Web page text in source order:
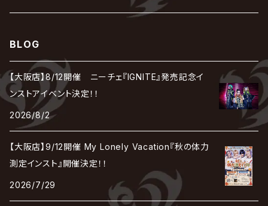
有村竜太朗
ΛrlequiΩ / アルルカン
河村隆一
JAKIGAN MEISTER
Chanty
Janne Da Arc
sugar
SLAPSLY / CHIYU
DARRELL
DIR EN GREY
DEXCORE
TAKE NO BREAK
DEZERT
deadman
DEVILOOF
TЯicKY
薔薇の宮殿
BAROQUE
hide with Spread Beaver / hide
HIDE-ZOU
ビバラッシュ
Frantic EMIRY
Blu-BiLLioN
BULL FIELD
The Benjamin
ペンタゴン
MUSCLE ATTACK
マツタケワークス
摩天楼オペラ
THE MADNA
MAMA.
まみれた / MAMIRETA
MIRAGE
最上川司
LAB.THE BASEMENT / ラボ ザ ベヰスメント
RAN / 蘭
LIBRAVEL / リブラヴェル
LIPHLICH
Lill
LUNA SEA
the Raid.
REIGN
RAZOR
LSN / The LEGENDARY SIX NINE
Royz
Rorschach.inc
ロマン急行
BLOG
【大阪店】8/12開催 ニーチェ『IGNITE』発売記念イ
ンストアイベント決定！！
2026/8/2
【大阪店】9/12開催 My Lonely Vacation『秋の体力
測定インスト』開催決定！！
2026/7/29